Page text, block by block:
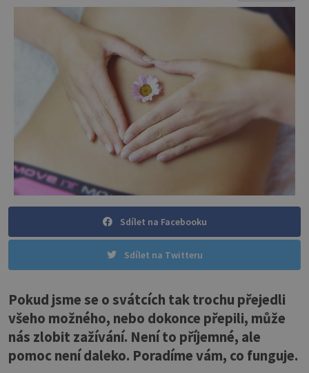
Sdílet na Facebooku
Sdílet na Twitteru
Pokud jsme se o svátcích tak trochu přejedli
všeho možného, nebo dokonce přepili, může
nás zlobit zažívání. Není to příjemné, ale
pomoc není daleko. Poradíme vám, co funguje.